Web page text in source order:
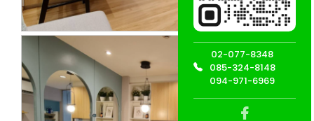
02-077-8348
085-324-8148
094-971-6969